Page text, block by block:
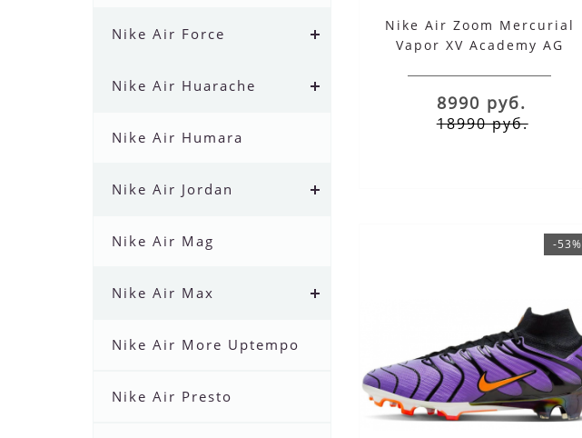
Nike Air Force
Nike Air Huarache
Nike Air Humara
Nike Air Jordan
Nike Air Mag
Nike Air Max
Nike Air More Uptempo
Nike Air Presto
Nike Air Zoom Mercurial
Vapor XV Academy AG
8990 руб.
18990 руб.
-53%